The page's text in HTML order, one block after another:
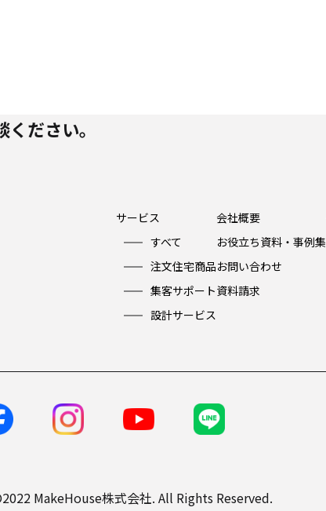
ださい。
サービス
すべて
注文住宅商品
集客サポート
設計サービス
会社概要
お役立ち資料・事例集
お問い合わせ
資料請求
MakeHouse株式会社. All Rights Reserved.